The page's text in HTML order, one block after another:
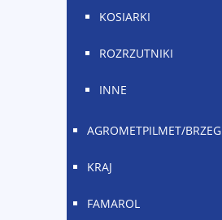
KOSIARKI
ROZRZUTNIKI
INNE
AGROMETPILMET/BRZEG
KRAJ
FAMAROL